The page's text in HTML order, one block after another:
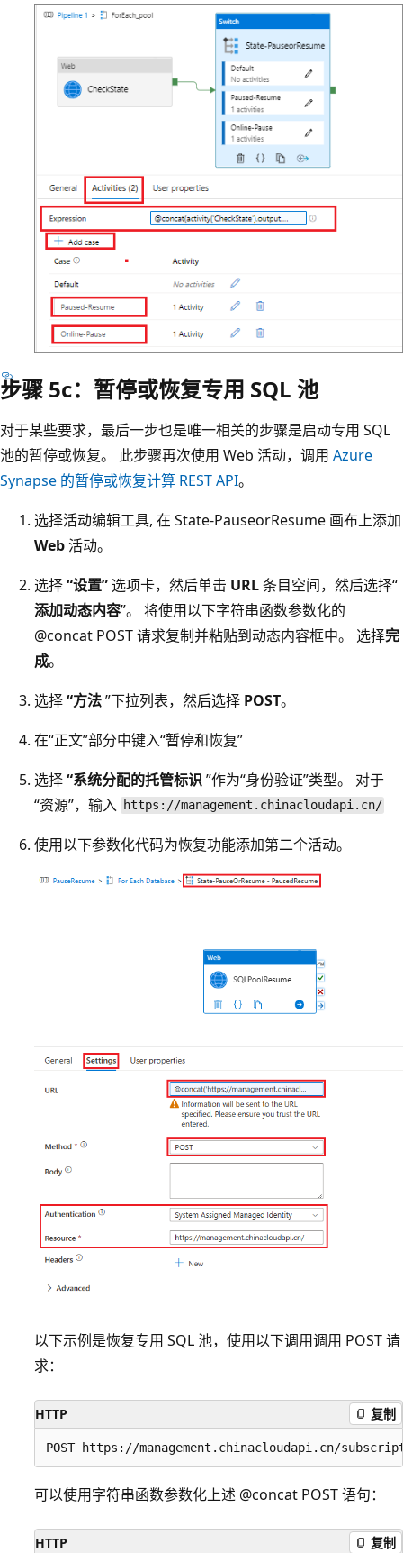
步骤 5c：暂停或恢复专用 SQL 池
对于某些要求，最后一步也是唯一相关的步骤是启动专用 SQL
池的暂停或恢复。 此步骤再次使用 Web 活动，调用 Azure
Synapse 的暂停或恢复计算 REST API。
选择活动编辑工具, 在 State-PauseorResume 画布上添加
Web活动。
选择“设置”选项卡，然后单击 URL条目空间，然后选择“
添加动态内容”。 将使用以下字符串函数参数化的
@concat POST 请求复制并粘贴到动态内容框中。 选择完
成。
选择“方法”下拉列表，然后选择 POST。
在“正文”部分中键入“暂停和恢复”
选择“系统分配的托管标识”作为“身份验证”类型。 对于
“资源”，输入 https://management.chinacloudapi.cn/
使用以下参数化代码为恢复功能添加第二个活动。
以下示例是恢复专用 SQL 池，使用以下调用调用 POST 请
求：
HTTP 复制
可以使用字符串函数参数化上述 @concat POST 语句：
HTTP 复制